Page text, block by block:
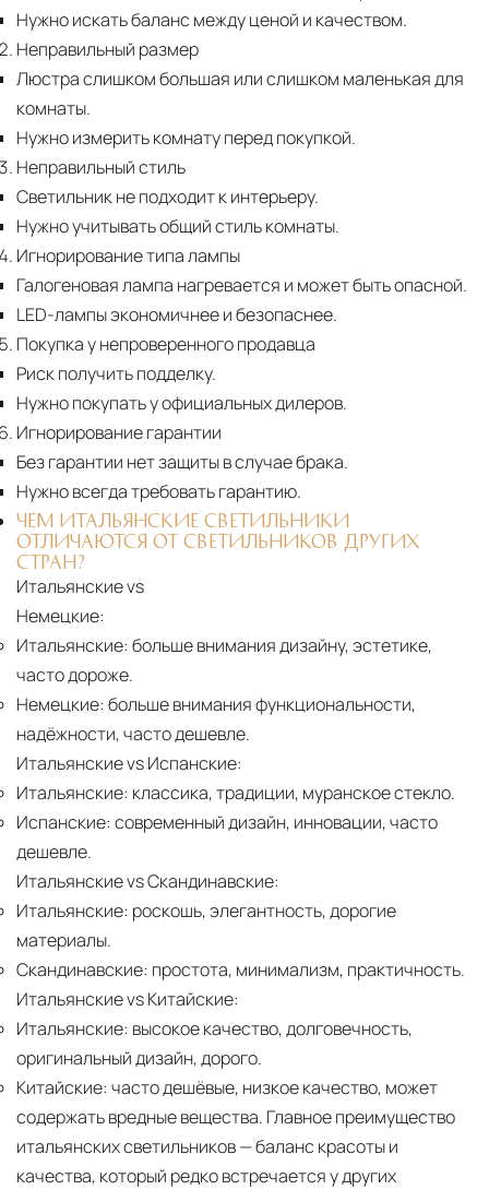
Нужно искать баланс между ценой и качеством.
Неправильный размер
Люстра слишком большая или слишком маленькая для
комнаты.
Нужно измерить комнату перед покупкой.
Неправильный стиль
Светильник не подходит к интерьеру.
Нужно учитывать общий стиль комнаты.
Игнорирование типа лампы
Галогеновая лампа нагревается и может быть опасной.
LED-лампы экономичнее и безопаснее.
Покупка у непроверенного продавца
Риск получить подделку.
Нужно покупать у официальных дилеров.
Игнорирование гарантии
Без гарантии нет защиты в случае брака.
Нужно всегда требовать гарантию.
ЧЕМ ИТАЛЬЯНСКИЕ СВЕТИЛЬНИКИ
ОТЛИЧАЮТСЯ ОТ СВЕТИЛЬНИКОВ ДРУГИХ
СТРАН?
Итальянские vs
Немецкие:
Итальянские: больше внимания дизайну, эстетике,
часто дороже.
Немецкие: больше внимания функциональности,
надёжности, часто дешевле.
Итальянские vs Испанские:
Итальянские: классика, традиции, муранское стекло.
Испанские: современный дизайн, инновации, часто
дешевле.
Итальянские vs Скандинавские:
Итальянские: роскошь, элегантность, дорогие
материалы.
Скандинавские: простота, минимализм, практичность.
Итальянские vs Китайские:
Итальянские: высокое качество, долговечность,
оригинальный дизайн, дорого.
Китайские: часто дешёвые, низкое качество, может
содержать вредные вещества. Главное преимущество
итальянских светильников — баланс красоты и
качества, который редко встречается у других